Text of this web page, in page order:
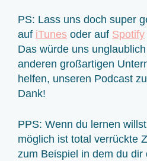
PS: Lass uns doch super
auf iTunes oder auf Spotify
Das würde uns
anderen großartigen
helfen, unseren Podcast
Dank!
PPS: Wenn du lernen
möglich ist total verrückte
zum Beispiel in dem du dir